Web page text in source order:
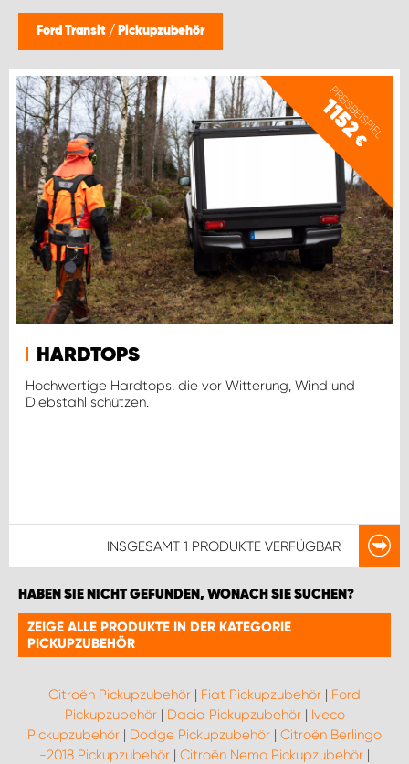
Ford Transit / Pickupzubehör
PREISBEISPIEL
1152
€
HARDTOPS
Hochwertige Hardtops, die vor Witterung, Wind und
Diebstahl schützen.
INSGESAMT 1 PRODUKTE VERFÜGBAR
HABEN SIE NICHT GEFUNDEN, WONACH SIE SUCHEN?
ZEIGE ALLE PRODUKTE IN DER KATEGORIE
PICKUPZUBEHÖR
Citroën Pickupzubehör | Fiat Pickupzubehör | Ford
Pickupzubehör| Dacia Pickupzubehör| Iveco
Pickupzubehör | Dodge Pickupzubehör | Citroën Berlingo
-2018 Pickupzubehör | Citroën Nemo Pickupzubehör |